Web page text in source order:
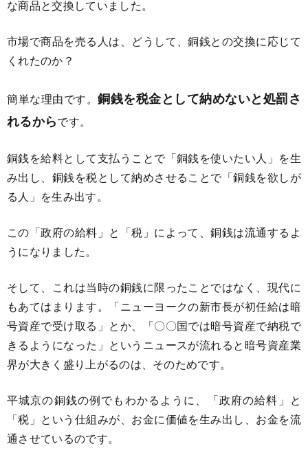
な商品と交換していました。
市場で商品を売る人は、どうして、銅銭との交換に応じて
くれたのか？
簡単な理由です。銅銭を税金として納めないと処罰さ
れるからです。
銅銭を給料として支払うことで「銅銭を使いたい人」を生
み出し、銅銭を税として納めさせることで「銅銭を欲しが
る人」を生み出す。
この「政府の給料」と「税」によって、銅銭は流通するよ
うになりました。
そして、これは当時の銅銭に限ったことではなく、現代に
もあてはまります。「ニューヨークの新市長が初任給は暗
号資産で受け取る」とか、「〇〇国では暗号資産で納税で
きるようになった」というニュースが流れると暗号資産業
界が大きく盛り上がるのは、そのためです。
平城京の銅銭の例でもわかるように、「政府の給料」と
「税」という仕組みが、お金に価値を生み出し、お金を流
通させているのです。